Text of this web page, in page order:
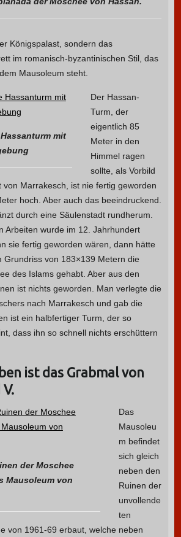
Königspalast, sondern das
im romanisch-byzantinischen Stil, das
Mausoleum steht.
mit
Der Hassan-
Turm, der
eigentlich 85
Meter in den
Himmel ragen
sollte, als Vorbild
von Marrakesch, ist nie fertig geworden
hoch. Aber auch das beeindruckend.
durch eine Säulenstadt rundherum.
Arbeiten wurde im 12. Jahrhundert
sie fertig geworden wären, dann hätte
Grundriss von 183×139 Metern die
des Islams gehabt. Aber aus den
ist nichts geworden. Man verlegte die
nach Marrakesch und gab die
ist ein halbfertiger Turm, der so
dass ihn so schnell nichts erschüttern
ist das Grabmal von
der Moschee
Mausoleum von
Das
Mausoleu
m befindet
sich gleich
neben den
Ruinen der
unvollende
ten
von 1961-69 erbaut, welche neben